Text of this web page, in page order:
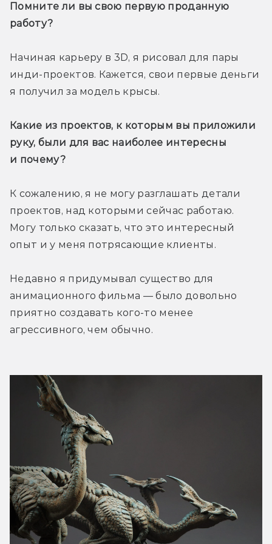
Помните ли вы свою первую проданную
работу?
Начиная карьеру в 3D, я рисовал для пары
инди-проектов. Кажется, свои первые деньги
я получил за модель крысы.
Какие из проектов, к которым вы приложили
руку, были для вас наиболее интересны
и почему?
К сожалению, я не могу разглашать детали
проектов, над которыми сейчас работаю.
Могу только сказать, что это интересный
опыт и у меня потрясающие клиенты.
Недавно я придумывал существо для
анимационного фильма — было довольно
приятно создавать кого-то менее
агрессивного, чем обычно.